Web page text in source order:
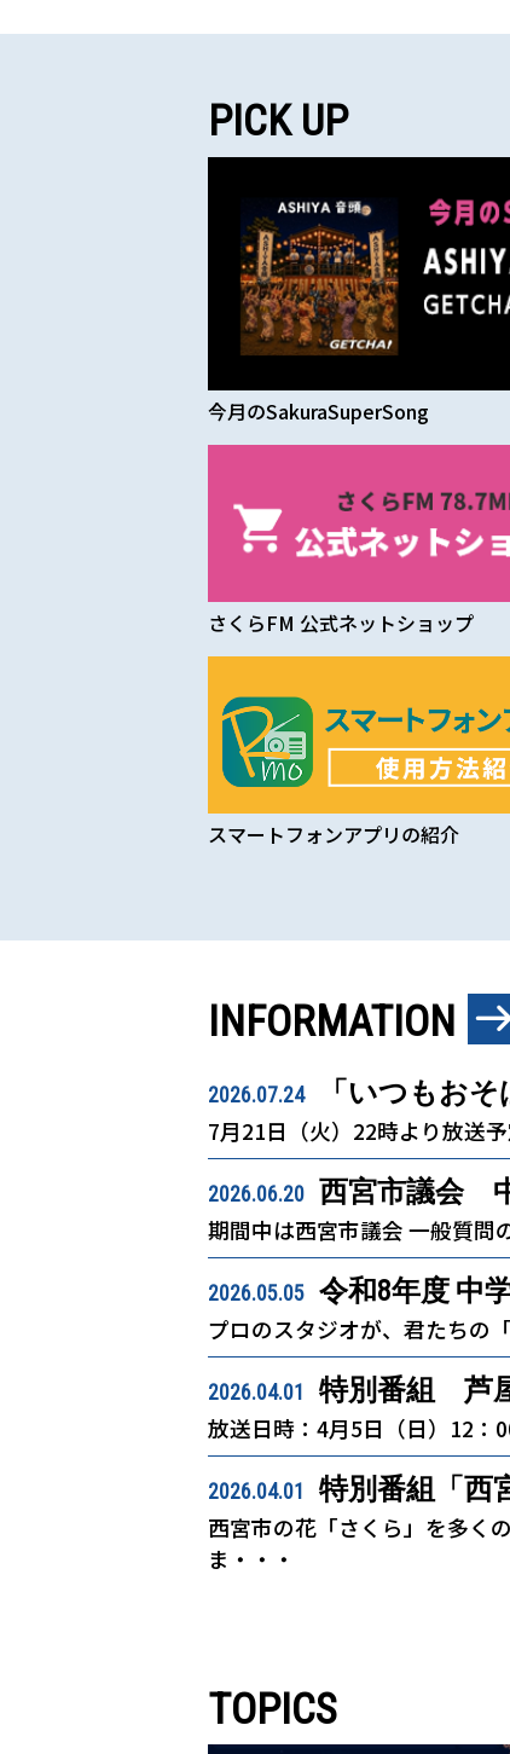
PICK UP
今月のSakuraSuperSong
さくらFM 公式ネットショップ
スマートフォンアプリの紹介
INFORMATION
2026.07.24 「いつもお
7月21日（火）22時より放送
2026.06.20 西宮市議会
期間中は西宮市議会 一般質問
2026.05.05 令和8年度 中
プロのスタジオが、君たちの
2026.04.01 特別番組 芦
放送日時：4月5日（日）12
2026.04.01 特別番組「西
西宮市の花「さくら」を多く
ま・・・
TOPICS